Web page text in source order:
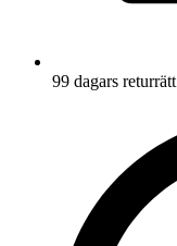
99 dagars returrätt